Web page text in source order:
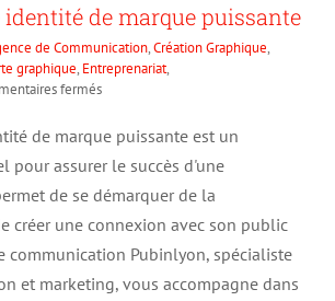
de marque puissante
de Communication,Création Graphique,
graphique, Entreprenariat,
ferméssur
une
identité
de
marque
de marque puissante est un
pour assurer le succès d'une
de se démarquer de la
créer une connexion avec son public
communication Pubinlyon, spécialiste
et marketing, vous accompagne dans